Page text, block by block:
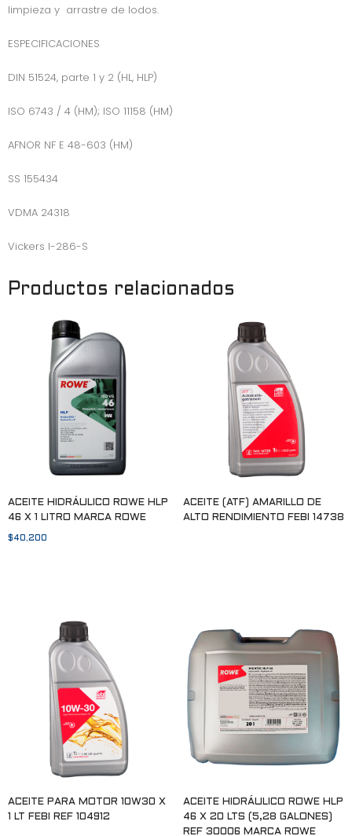
limpieza y arrastre de lodos.
ESPECIFICACIONES
DIN 51524, parte 1 y 2 (HL, HLP)
ISO 6743 / 4 (HM); ISO 11158 (HM)
AFNOR NF E 48-603 (HM)
SS 155434
VDMA 24318
Vickers I-286-S
Productos relacionados
ACEITE HIDRÁULICO ROWE HLP
46 X 1 LITRO MARCA ROWE
$ 40,200
ACEITE (ATF) AMARILLO DE
ALTO RENDIMIENTO FEBI 14738
ACEITE PARA MOTOR 10W30 X
1 LT FEBI REF 104912
ACEITE HIDRÁULICO ROWE HLP
46 X 20 LTS (5,28 GALONES)
REF 30006 MARCA ROWE